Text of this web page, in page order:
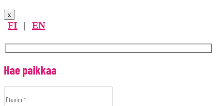
x
FI | EN
Hae paikkaa